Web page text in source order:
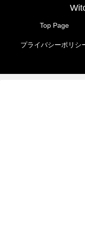
Top Page
プライバシーポリシ